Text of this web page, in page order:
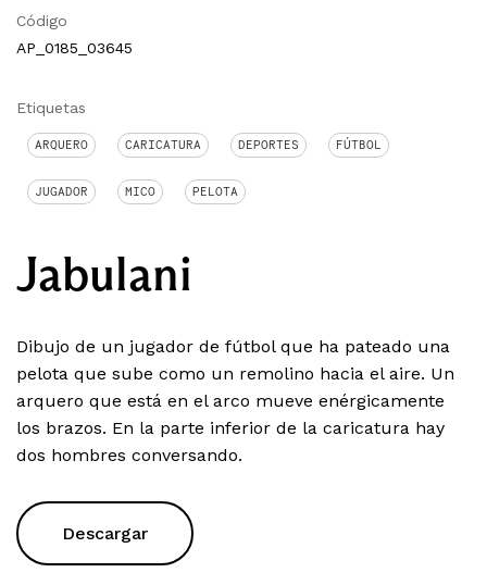
Código
AP_0185_03645
Etiquetas
ARQUERO CARICATURA DEPORTES FÚTBOL
JUGADOR MICO PELOTA
Jabulani
Dibujo de un jugador de fútbol que ha pateado una
pelota que sube como un remolino hacia el aire. Un
arquero que está en el arco mueve enérgicamente
los brazos. En la parte inferior de la caricatura hay
dos hombres conversando.
Descargar